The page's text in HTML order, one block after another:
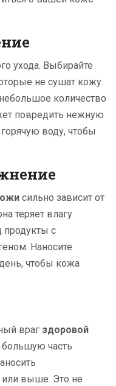
ухода. Выбирайте
не сушат кожу.
количество
повредить нежную
воду, чтобы
сильно зависит от
теряет влагу
продукты с
Наносите
чтобы кожа
враг здоровой
часть
или выше. Это не